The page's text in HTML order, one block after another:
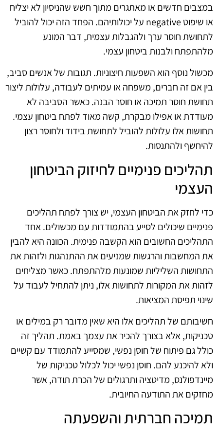
במצבים חדשים או מאתגרים מתוך חשש שהניסיון לא יצליח
או שיפוט negative על יכולותיהם. הפחד הזה יכול להוביל
לתחושת חוסר ערך ולהגבלות עצמית, דבר המונע
מלהתפתח ולבנות ביטחון עצמי.
מכשול נוסף הוא השפעות חיצוניות. תגובות של אנשים סביב,
בין אם זה חברים, משפחה או עמיתים לעבודה, עלולות ליצור
תחושת חוסר תמיכה או חוסר הבנה. כאשר הסביבה לא
מעודדת או אפילו מבקרת, קשה מאוד לפתח ביטחון עצמי.
תחושות אלו עלולות להוביל לתחושת בידוד ולחוסר רצון
להיחשף ולהתנסות.
תהליכים פנימיים לחיזוק הביטחון
העצמי
כדי לחזק את הביטחון העצמי, יש צורך לפתח תהליכים
פנימיים שיכולים לסייע בהתמודדות עם מכשולים. אחד
התהליכים החשובים הוא הקשבה פנימית. הכוונה היא להבין
את המחשבות והרגשות שמניעים את ההתנהגות ולזהות את
התחושות השליליות שמונעות מלהתפתח. כאשר מצליחים
לזהות את המקורות לתחושות אלו, ניתן להתחיל לעבוד על
שינוי תפיסת המציאות.
חשיבותם של תהליכים אלו היא שאין מדובר רק במילים או
טכניקות, אלא בצורך להכיר את עצמך באמת. תהליך זה
כולל גם פיתוח של חוסן נפשי, שמסייע להתמודד עם קשיים
ולא להיכנע להם. חוסן נפשי יכול לכלול טכניקות של
מיינדפולנס, מדיטציה ותרגולים של הכרת תודה, אשר
מחזקים את התודעה החיובית.
תמיכה חברתית והשפעתה